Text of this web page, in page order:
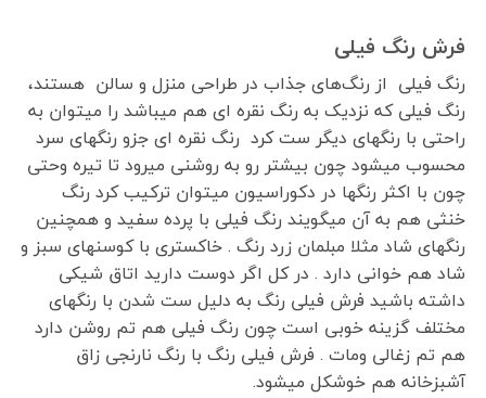
فرش رنگ فیلی
رنگ فیلی از رنگ‌های جذاب در طراحی منزل و سالن هستند،
رنگ فیلی که نزدیک به رنگ نقره ای هم میباشد را میتوان به
راحتی با رنگهای دیگر ست کرد رنگ نقره ای جزو رنگهای سرد
محسوب میشود چون بیشتر رو به روشنی میرود تا تیره وحتی
چون با اکثر رنگها در دکوراسیون میتوان ترکیب کرد رنگ
خنثی هم به آن میگویند رنگ فیلی با پرده سفید و همچنین
رنگهای شاد مثلا مبلمان زرد رنگ . خاکستری با کوسنهای سبز و
شاد هم خوانی دارد . در کل اگر دوست دارید اتاق شیکی
داشته باشید فرش فیلی رنگ به دلیل ست شدن با رنگهای
مختلف گزینه خوبی است چون رنگ فیلی هم تم روشن دارد
هم تم زغالی ومات . فرش فیلی رنگ با رنگ نارنجی زاق
آشبزخانه هم خوشکل میشود.